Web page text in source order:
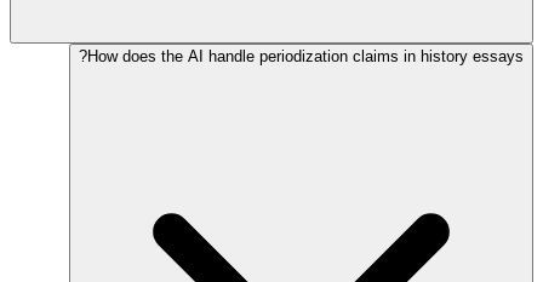
How does the AI handle periodization claims in history essays?